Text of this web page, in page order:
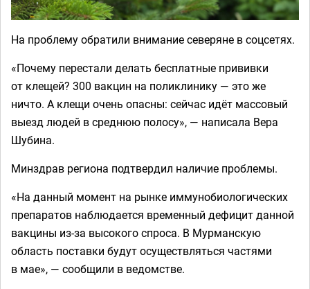
На проблему обратили внимание северяне в соцсетях.
«Почему перестали делать бесплатные прививки
от клещей? 300 вакцин на поликлинику — это же
ничто. А клещи очень опасны: сейчас идёт массовый
выезд людей в среднюю полосу», — написала Вера
Шубина.
Минздрав региона подтвердил наличие проблемы.
«На данный момент на рынке иммунобиологических
препаратов наблюдается временный дефицит данной
вакцины из-за высокого спроса. В Мурманскую
область поставки будут осуществляться частями
в мае», — сообщили в ведомстве.